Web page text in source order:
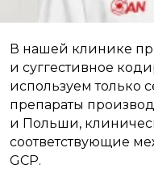
В нашей клинике
и суггестивное
используем только
препараты
и Польши,
соответствующие
GCP.